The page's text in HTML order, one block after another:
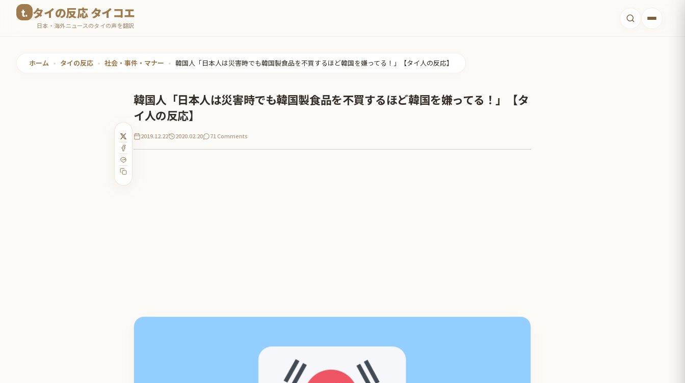
タイの反応 タイコエ
日本・海外ニュースのタイの声を翻訳
ホーム • タイの反応 • 社会・事件・マナー • 韓国人「日本人は災害時でも韓国製食品を不買するほど韓国を嫌ってる！」【タイ人の反応】
韓国人「日本人は災害時でも韓国製食品を不買するほど韓国を嫌ってる！」【タ
イ人の反応】
2019.12.22 2020.02.20 71 Comments